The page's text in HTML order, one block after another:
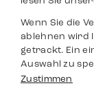
Wenn Sie die
ablehnen wird
getrackt. Ein
Auswahl zu
Zustimmen